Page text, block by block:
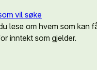
vil søke
lese om hvem som kan
inntekt som gjelder.